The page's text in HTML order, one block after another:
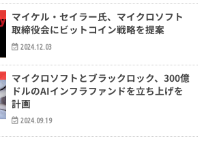
マイケル・セイラー氏、マイクロソフト
取締役会にビットコイン戦略を提案
2024.12.03
マイクロソフトとブラックロック、300億
ドルのAIインフラファンドを立ち上げを
計画
2024.09.19